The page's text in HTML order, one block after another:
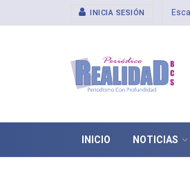
INICIA SESIÓN
INICIO NOTICIAS